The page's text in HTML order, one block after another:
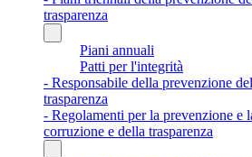
trasparenza
Piani annuali
Patti per l'integrità
- Responsabile della prevenzione
trasparenza
- Regolamenti per la prevenzione e
corruzione e della trasparenza